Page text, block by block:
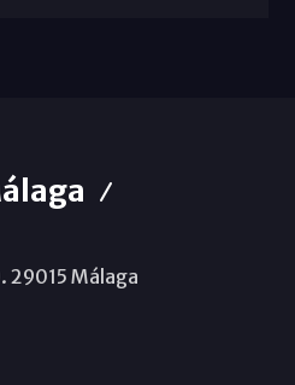
29015 Málaga